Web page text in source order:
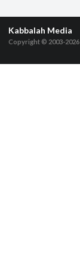
Kabbalah Media
Copyright © 2003-2026